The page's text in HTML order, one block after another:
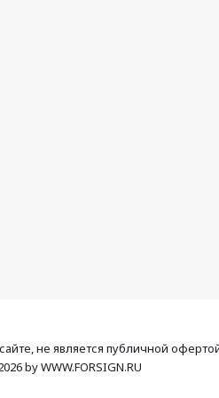
не является публичной
by WWW.FORSIGN.RU